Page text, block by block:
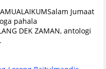
Jumaat
pahala
DEK ZAMAN, antologi